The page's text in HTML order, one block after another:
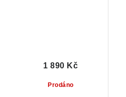
Prodáno
1 890 Kč